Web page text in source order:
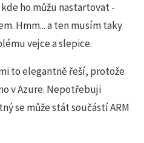
ho můžu nastartovat -
Hmm... a ten musím taky
vejce a slepice.
to elegantně řeší, protože
v Azure. Nepotřebuji
se může stát součástí ARM